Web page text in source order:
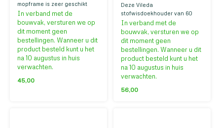
mopframe is zeer geschikt
voor het snelle en
gemakkelijke
schoonmaakwerk. Door de
klittenband aansluiting is het
gemakkelijk verwisselen van
mop.
In verband met de
bouwvak, versturen we op
dit moment geen
bestellingen. Wanneer u dit
product besteld kunt u het
na 10 augustus in huis
verwachten.
45,00
Deze Vileda
stofwisdoekhouder van 60
centimeter is voor het
stofwissen van vlakke en
harde vloeren de meest snelle
en hygiënische oplossing.
Door de trapeziumvormige
frame is het eenvoudig en
ergonomisch in gebruik.
In verband met de
bouwvak, versturen we op
dit moment geen
bestellingen. Wanneer u dit
product besteld kunt u het
na 10 augustus in huis
verwachten.
56,00